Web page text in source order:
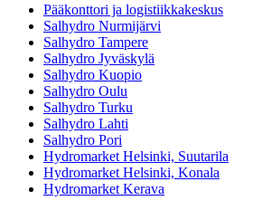
Pääkonttori ja logistiikkakeskus
Salhydro Nurmijärvi
Salhydro Tampere
Salhydro Jyväskylä
Salhydro Kuopio
Salhydro Oulu
Salhydro Turku
Salhydro Lahti
Salhydro Pori
Hydromarket Helsinki, Suutarila
Hydromarket Helsinki, Konala
Hydromarket Kerava